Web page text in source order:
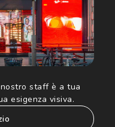
staff è a tua
esigenza visiva.